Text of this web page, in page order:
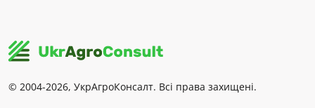
© 2004-2026, УкрАгроКонсалт. Всі права захищені.